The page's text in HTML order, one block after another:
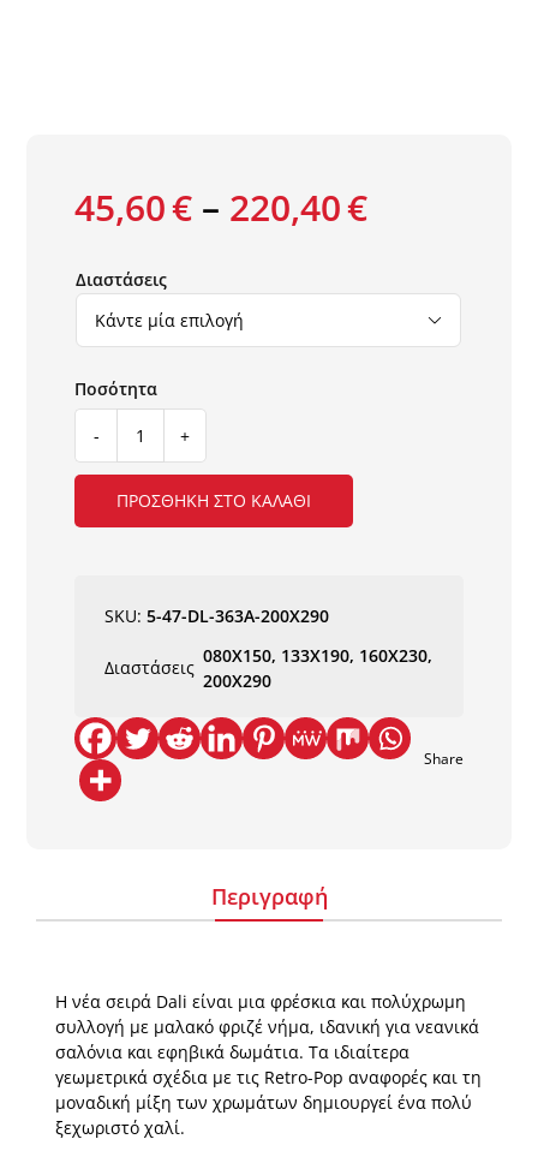
45,60€ – 220,40€
Διαστάσεις

ΧΑΛΙ
DALI
ΣΤΟΚ
ΠΡΟΣΘΉΚΗ ΣΤΟ ΚΑΛΆΘΙ
SKU:5-47-DL-363A-200X290
Διαστάσεις
080X150, 133X190, 160X230,
200X290
Share
Περιγραφή
Η νέα σειρά Dali είναι μια φρέσκια και πολύχρωμη
συλλογή με μαλακό φριζέ νήμα, ιδανική για νεανικά
σαλόνια και εφηβικά δωμάτια. Τα ιδιαίτερα
γεωμετρικά σχέδια με τις Retro-Pop αναφορές και τη
μοναδική μίξη των χρωμάτων δημιουργεί ένα πολύ
ξεχωριστό χαλί.